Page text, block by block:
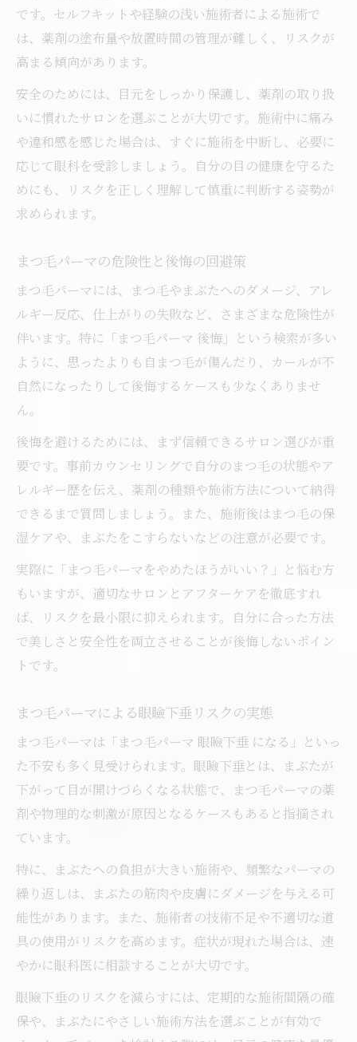
まつ毛パーマでお金の無駄を防ぐ判断ポイ
ント
まつ毛パーマの施術方法と安全性の見極め
方
まつ毛パーマをやめた方がいい場合の判断
まつ毛パーマをやめた後の変化とケア法を知る
まつ毛パーマをやめた後の自然な戻り方
まつ毛パーマをやめた後の癖やダメージ対
策
まつ毛パーマ後の自まつ毛ケアの重要ポイ
まつ毛パーマやめた後のトラブル予防方法
敏感肌や逆さまつげに適したまつ毛パーマのリ
敏感肌のためのまつ毛パーマリスク回避術
逆さまつげの場合のまつ毛パーマ注意点
まつ毛パーマでしない方がいい人の条件
まつ毛パーマで肌トラブルを防ぐポイント
敏感肌でも安心なまつ毛パーマ施術の選び
方
毎日ビューラーとまつ毛パーマのダメージ比較
考察
まつ毛パーマとビューラーのダメージ比較
まつ毛パーマとビューラーの長期影響を検
証
まつ毛パーマによる内部ダメージの実態
です。セルフキットや経験の浅い施術者による施術で
は、薬剤の塗布量や放置時間の管理が難しく、リスクが
高まる傾向があります。
安全のためには、目元をしっかり保護し、薬剤の取り扱
いに慣れたサロンを選ぶことが大切です。施術中に痛み
や違和感を感じた場合は、すぐに施術を中断し、必要に
応じて眼科を受診しましょう。自分の目の健康を守るた
めにも、リスクを正しく理解して慎重に判断する姿勢が
求められます。
まつ毛パーマの危険性と後悔の回避策
まつ毛パーマには、まつ毛やまぶたへのダメージ、アレ
ルギー反応、仕上がりの失敗など、さまざまな危険性が
伴います。特に「まつ毛パーマ 後悔」という検索が多い
ように、思ったよりも自まつ毛が傷んだり、カールが不
自然になったりして後悔するケースも少なくありませ
ん。
後悔を避けるためには、まず信頼できるサロン選びが重
要です。事前カウンセリングで自分のまつ毛の状態やア
レルギー歴を伝え、薬剤の種類や施術方法について納得
できるまで質問しましょう。また、施術後はまつ毛の保
湿ケアや、まぶたをこすらないなどの注意が必要です。
実際に「まつ毛パーマをやめたほうがいい？」と悩む方
もいますが、適切なサロンとアフターケアを徹底すれ
ば、リスクを最小限に抑えられます。自分に合った方法
で美しさと安全性を両立させることが後悔しないポイン
トです。
まつ毛パーマによる眼瞼下垂リスクの実態
まつ毛パーマは「まつ毛パーマ 眼瞼下垂 になる」といっ
た不安も多く見受けられます。眼瞼下垂とは、まぶたが
下がって目が開けづらくなる状態で、まつ毛パーマの薬
剤や物理的な刺激が原因となるケースもあると指摘され
ています。
特に、まぶたへの負担が大きい施術や、頻繁なパーマの
繰り返しは、まぶたの筋肉や皮膚にダメージを与える可
能性があります。また、施術者の技術不足や不適切な道
具の使用がリスクを高めます。症状が現れた場合は、速
やかに眼科医に相談することが大切です。
眼瞼下垂のリスクを減らすには、定期的な施術間隔の確
保や、まぶたにやさしい施術方法を選ぶことが有効で